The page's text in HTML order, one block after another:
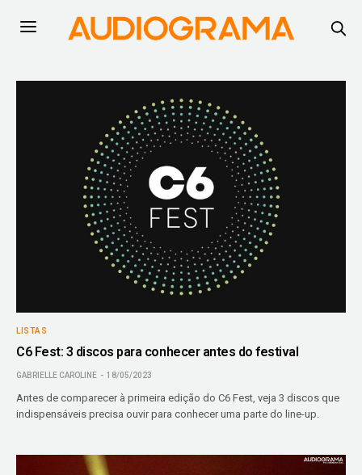
LISTAS
C6 Fest: 3 discos para conhecer antes do festival
GABRIELLE CAROLINE 18/05/2023
Antes de comparecer à primeira edição do C6 Fest, veja 3 discos que
indispensáveis precisa ouvir para conhecer uma parte do line-up.